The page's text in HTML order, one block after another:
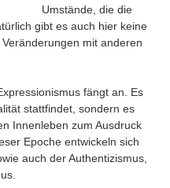
Umstände, die die
gibt es auch hier keine
mit anderen
fängt an. Es
stattfindet, sondern es
Innenleben zum Ausdruck
Epoche entwickeln sich
auch der Authentizismus,